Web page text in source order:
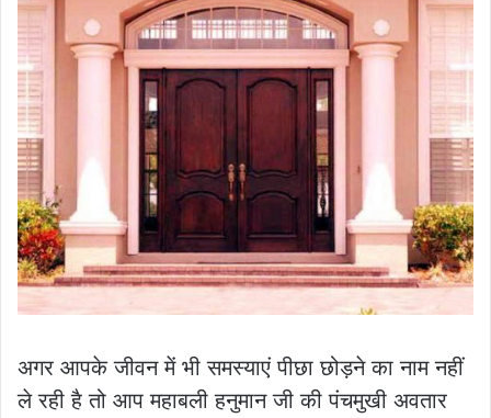
अगर आपके जीवन में भी समस्याएं पीछा छोड़ने का नाम नहीं
ले रही है तो आप महाबली हनुमान जी की पंचमुखी अवतार